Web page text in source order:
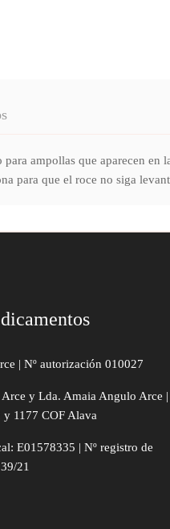
ampollas que aparecen
para que el roce no siga
| Nº autorización 010027
y Lda. Amaia Angulo Arce |
y 1177 COF Alava
E01578335 | Nº registro de
21